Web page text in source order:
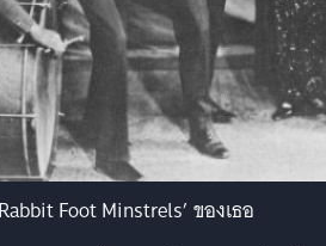
Foot Minstrels’ ของเธอ